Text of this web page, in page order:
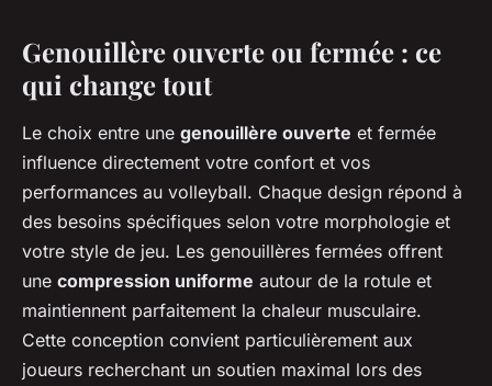
Genouillère ouverte ou fermée : ce
qui change tout
Le choix entre une genouillère ouverte et fermée
influence directement votre confort et vos
performances au volleyball. Chaque design répond à
des besoins spécifiques selon votre morphologie et
votre style de jeu. Les genouillères fermées offrent
une compression uniforme autour de la rotule et
maintiennent parfaitement la chaleur musculaire.
Cette conception convient particulièrement aux
joueurs recherchant un soutien maximal lors des